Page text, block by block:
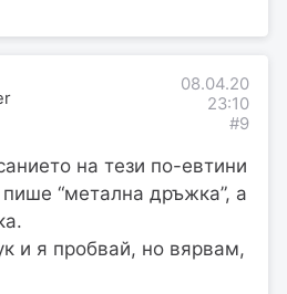
08.04.20
23:10
#9
на тези по-евтини
“метална дръжка”, а
и я пробвай, но вярвам,